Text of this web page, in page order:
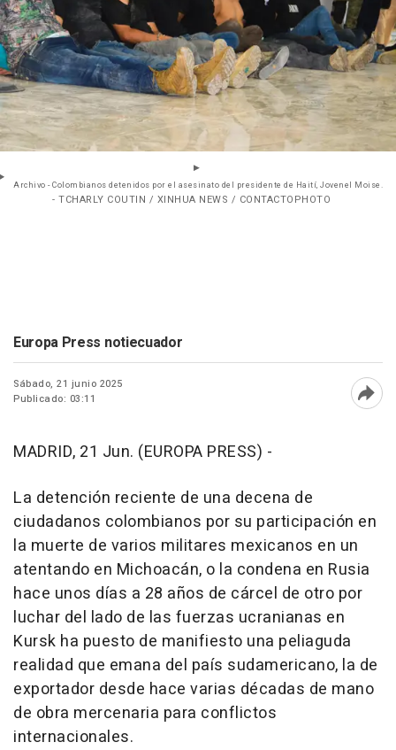
Archivo - Colombianos detenidos por el asesinato del presidente de Haití, Jovenel Moise.
- TCHARLY COUTIN / XINHUA NEWS / CONTACTOPHOTO
Europa Press notiecuador
Sábado, 21 junio 2025
Publicado: 03:11
MADRID, 21 Jun. (EUROPA PRESS) -
La detención reciente de una decena de
ciudadanos colombianos por su participación en
la muerte de varios militares mexicanos en un
atentando en Michoacán, o la condena en Rusia
hace unos días a 28 años de cárcel de otro por
luchar del lado de las fuerzas ucranianas en
Kursk ha puesto de manifiesto una peliaguda
realidad que emana del país sudamericano, la de
exportador desde hace varias décadas de mano
de obra mercenaria para conflictos
internacionales.